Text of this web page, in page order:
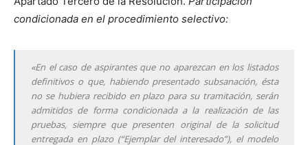
condicionada en el procedimiento selectivo:
«En el caso de aspirantes que no aparezcan en los listados
definitivos o que, habiendo presentado subsanación, ésta
no se hubiera recibido en plazo para su tramitación, serán
admitidos de forma condicionada a la realización de las
pruebas, siempre que presenten original de la solicitud
entregada en plazo (“Ejemplar del interesado”), el modelo